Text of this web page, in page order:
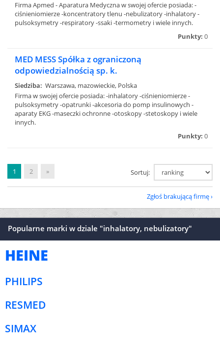
Firma Apmed - Aparatura Medyczna w swojej ofercie posiada: -
ciśnieniomierze -koncentratory tlenu -nebulizatory -inhalatory -
pulsoksymetry -respiratory -ssaki -termometry i wiele innych.
Punkty: 0
MED MESS Spółka z ograniczoną
odpowiedzialnością sp. k.
Siedziba: Warszawa, mazowieckie, Polska
Firma w swojej ofercie posiada: -inhalatory -ciśnieniomierze -
pulsoksymetry -opatrunki -akcesoria do pomp insulinowych -
aparaty EKG -maseczki ochronne -otoskopy -stetoskopy i wiele
innych.
Punkty: 0
1 2 » Sortuj:
Zgłoś brakującą firmę
Popularne marki w dziale "inhalatory, nebulizatory"
HEINE
PHILIPS
RESMED
SIMAX